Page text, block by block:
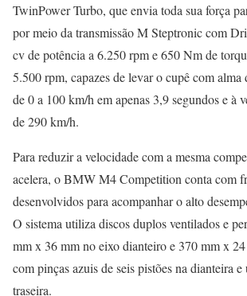
TwinPower Turbo, que envia toda sua força
por meio da transmissão M Steptronic com
cv de potência a 6.250 rpm e 650 Nm de
5.500 rpm, capazes de levar o cupê com alma
de 0 a 100 km/h em apenas 3,9 segundos e à
de 290 km/h.
Para reduzir a velocidade com a mesma
acelera, o BMW M4 Competition conta com
desenvolvidos para acompanhar o alto
O sistema utiliza discos duplos ventilados e
mm x 36 mm no eixo dianteiro e 370 mm x
com pinças azuis de seis pistões na dianteira e
traseira.